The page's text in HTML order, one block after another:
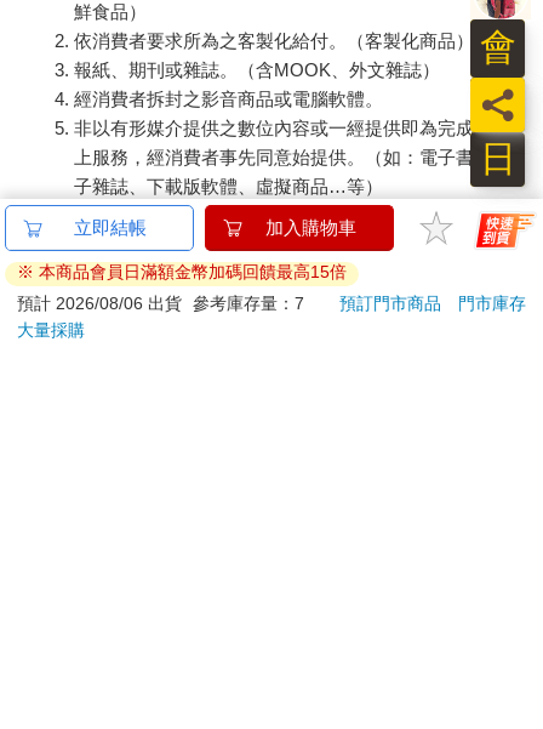
鮮食品）
依消費者要求所為之客製化給付。（客製化商品）
報紙、期刊或雜誌。（含MOOK、外文雜誌）
經消費者拆封之影音商品或電腦軟體。
非以有形媒介提供之數位內容或一經提供即為完成之線
上服務，經消費者事先同意始提供。（如：電子書、電
子雜誌、下載版軟體、虛擬商品…等）
已拆封之個人衛生用品。（如：內衣褲、刮鬍刀、除毛
若非上列種類商品，均享有到貨7天的猶豫期（含例假
日）。
辦理退換貨時，商品（組合商品恕無法接受單獨退貨）必須
立即結帳 加入購物車
※ 本商品會員日滿額金幣加碼回饋最高15倍
預計 2026/08/06 出貨 參考庫存量：7 預訂門市商品
門市庫存
大量採購
日
員
會